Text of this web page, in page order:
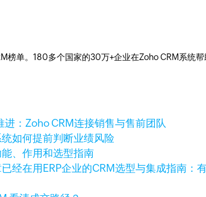
单。180多个国家的30万+企业在Zoho CRM系统
进：Zoho CRM连接销售与售前团队
如何提前判断业绩风险
、作用和选型指南
已经在用ERP企业的CRM选型与集成指南：